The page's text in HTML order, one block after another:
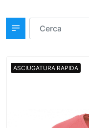
ASCIUGATURA RAPIDA